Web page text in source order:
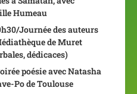
Humeau
Journée des auteurs
de Muret
dédicaces)
poésieavec Natasha
Po de Toulouse